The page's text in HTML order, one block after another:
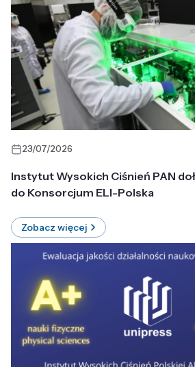
23/07/2026
Instytut Wysokich Ciśnień PAN
do Konsorcjum ELI-Polska
Zobacz więcej